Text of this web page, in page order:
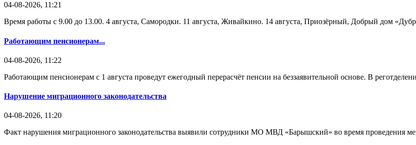
04-08-2026, 11:21
Время работы с 9.00 до 13.00. 4 августа, Самородки. 11 августа, Живайкино. 14 августа, Приозёрный, Добрый дом
Работающим пенсионерам...
04-08-2026, 11:22
Работающим пенсионерам с 1 августа проведут ежегодный перерасчёт пенсии на беззаявительной основе. В
Нарушение миграционного законодательства
04-08-2026, 11:20
Факт нарушения миграционного законодательства выявили сотрудники МО МВД «Барышский» во время проведения